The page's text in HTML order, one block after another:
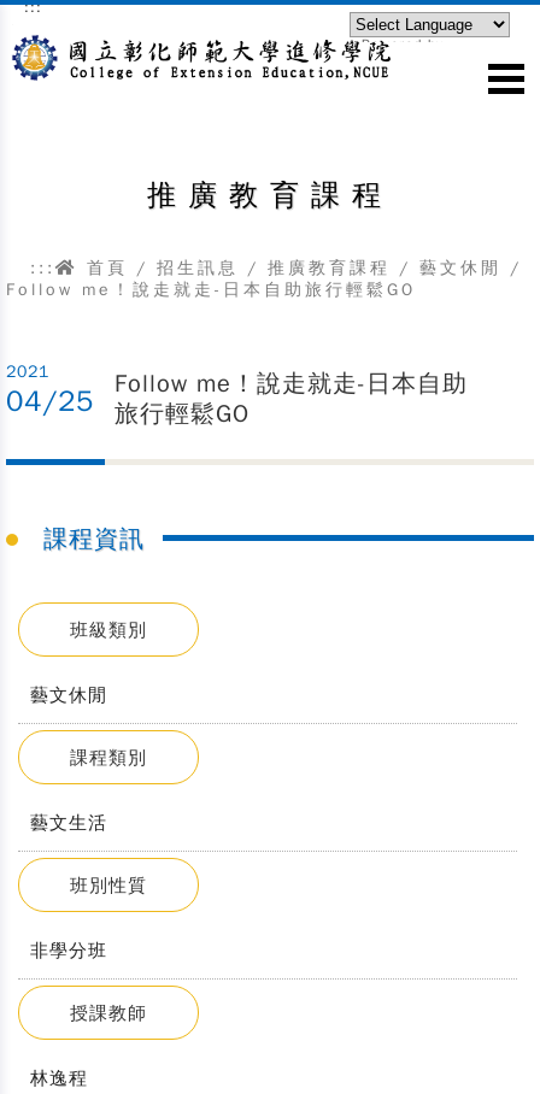
跳到主要內容區塊
:::
Powered by
推廣教育課程
::: 首頁 / 招生訊息 / 推廣教育課程 / 藝文休閒
/
Follow me！說走就走-日本自助旅行輕鬆GO
2021
04/25
Follow me！說走就走-日本自助
旅行輕鬆GO
課程資訊
班級類別
藝文休閒
課程類別
藝文生活
班別性質
非學分班
授課教師
林逸程